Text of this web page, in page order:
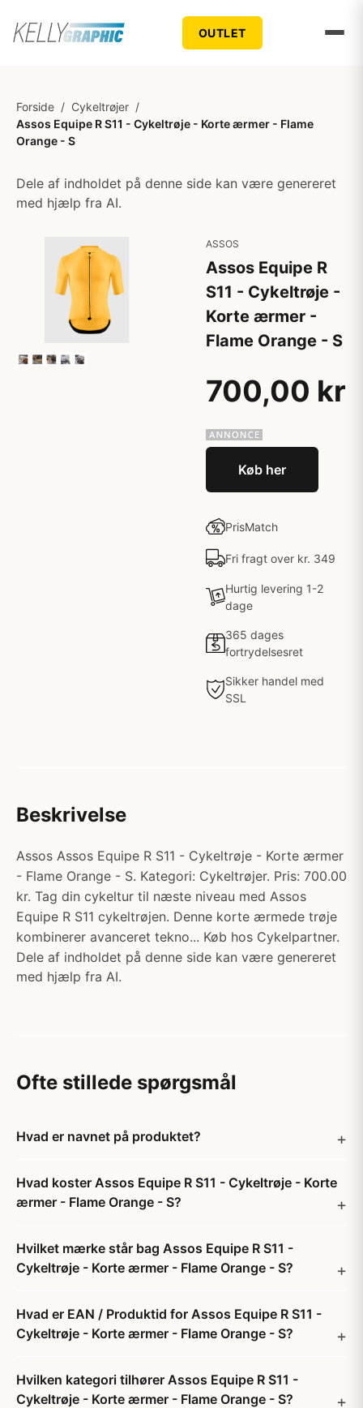
OUTLET
Forside / Cykeltrøjer /
Assos Equipe R S11 - Cykeltrøje - Korte ærmer - Flame
Orange - S
Dele af indholdet på denne side kan være genereret
med hjælp fra AI.
ASSOS
Assos Equipe R
S11 - Cykeltrøje -
Korte ærmer -
Flame Orange - S
700,00 kr
Køb her
PrisMatch
Fri fragt over kr. 349
Hurtig levering 1-2
dage
365 dages
fortrydelsesret
Sikker handel med
SSL
Beskrivelse
Assos Assos Equipe R S11 - Cykeltrøje - Korte ærmer
- Flame Orange - S. Kategori: Cykeltrøjer. Pris: 700.00
kr. Tag din cykeltur til næste niveau med Assos
Equipe R S11 cykeltrøjen. Denne korte ærmede trøje
kombinerer avanceret tekno... Køb hos Cykelpartner.
Dele af indholdet på denne side kan være genereret
med hjælp fra AI.
Ofte stillede spørgsmål
Hvad er navnet på produktet?
Hvad koster Assos Equipe R S11 - Cykeltrøje - Korte
ærmer - Flame Orange - S?
Hvilket mærke står bag Assos Equipe R S11 -
Cykeltrøje - Korte ærmer - Flame Orange - S?
Hvad er EAN / Produktid for Assos Equipe R S11 -
Cykeltrøje - Korte ærmer - Flame Orange - S?
Hvilken kategori tilhører Assos Equipe R S11 -
Cykeltrøje - Korte ærmer - Flame Orange - S?